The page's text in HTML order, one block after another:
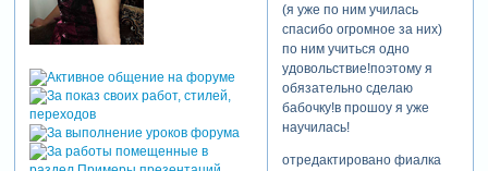
(я уже по ним училась
спасибо огромное за них)
по ним учиться одно
удовольствие!поэтому я
обязательно сделаю
бабочку!в прошоу я уже
научилась!
отредактировано фиалка